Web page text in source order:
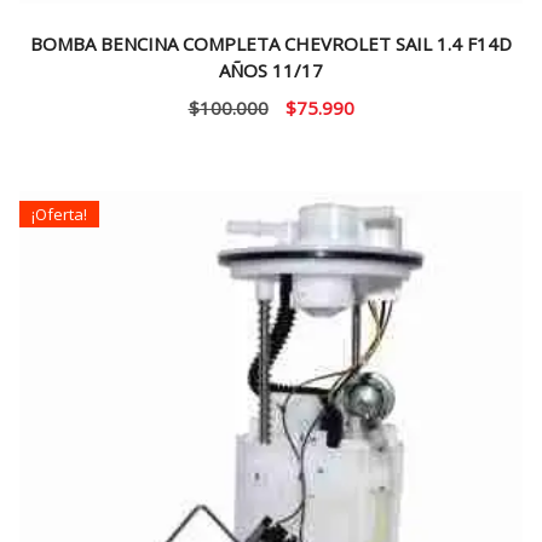
BOMBA BENCINA COMPLETA CHEVROLET SAIL 1.4 F14D
AÑOS 11/17
$100.000
El
$100.000.
$75.990El
$75.990.
¡Oferta!